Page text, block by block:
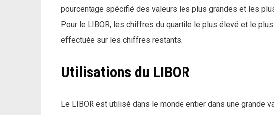
pourcentage spécifié des valeurs les plus grandes et les
Pour le LIBOR, les chiffres du quartile le plus élevé et le
effectuée sur les chiffres restants.
Utilisations du LIBOR
Le LIBOR est utilisé dans le monde entier dans une grande